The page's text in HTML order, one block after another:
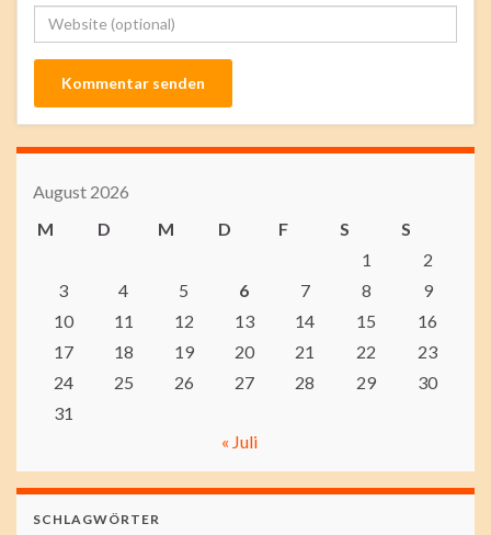
August 2026
M
D M D F S
S
1
2
3
4 5 6 7 8
9
10
11 12 13 14 15
16
17
18 19 20 21 22
23
24
25 26 27 28 29
30
31
« Juli
SCHLAGWÖRTER